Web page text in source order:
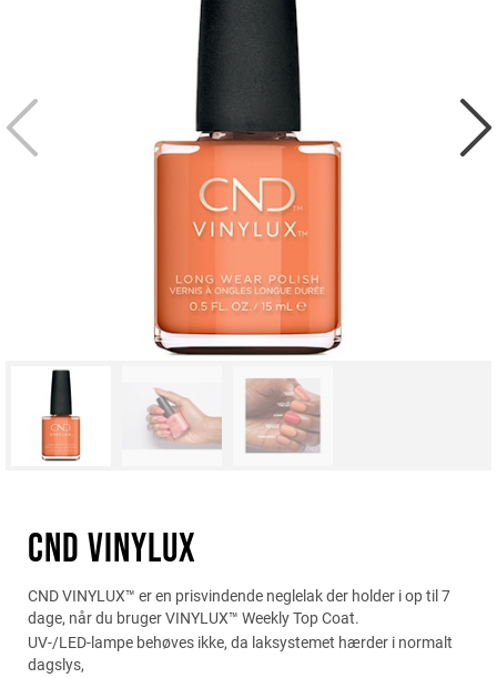
CND VINYLUX
CND VINYLUX™ er en prisvindende neglelak der holder i op til 7
dage, når du bruger VINYLUX™ Weekly Top Coat.
UV-/LED-lampe behøves ikke, da laksystemet hærder i normalt
dagslys,